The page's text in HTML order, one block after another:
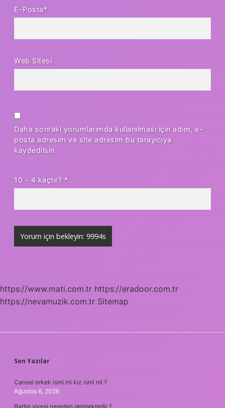
E-Posta*
Web Sitesi
Daha sonraki yorumlarımda kullanılması için adım, e-
posta adresim ve site adresim bu tarayıcıya
kaydedilsin.
10 - 4 kaçtır? *
https://www.mati.com.tr https://eradoor.com.tr
https://nevamuzik.com.tr Sitemap
SIDEBAR
Son Yazılar
Cansel erkek ismi mi kız ismi mi ?
Ağustos 6, 2026
Bartın şivesi nereden gelmektedir ?